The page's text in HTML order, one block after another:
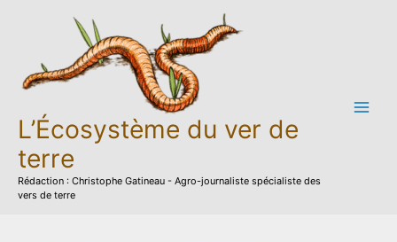
L’Écosystème du ver de
terre
Rédaction : Christophe Gatineau - Agro-journaliste spécialiste des
vers de terre